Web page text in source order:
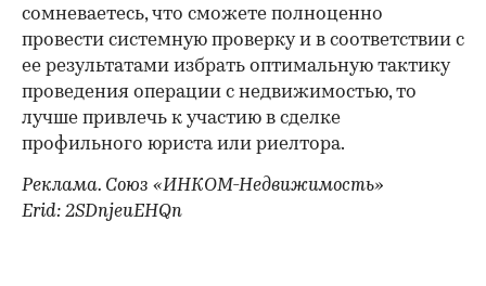
сомневаетесь, что сможете полноценно
провести системную проверку и в соответствии с
ее результатами избрать оптимальную тактику
проведения операции с недвижимостью, то
лучше привлечь к участию в сделке
профильного юриста или риелтора.
Реклама. Союз «ИНКОМ-Недвижимость»
Erid: 2SDnjeuEHQn